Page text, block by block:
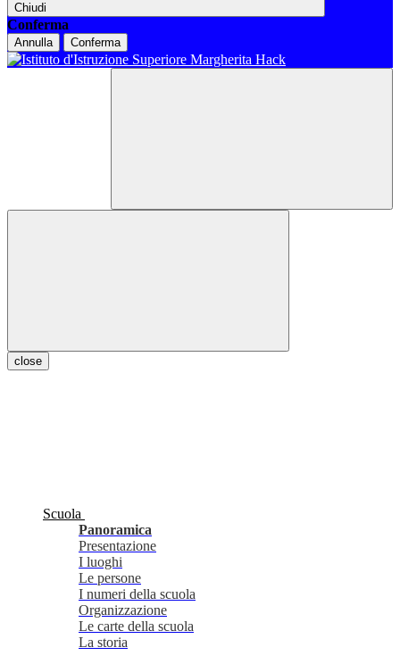
Chiudi
Conferma
Annulla Conferma
close
Scuola
Panoramica
Presentazione
I luoghi
Le persone
I numeri della scuola
Organizzazione
Le carte della scuola
La storia